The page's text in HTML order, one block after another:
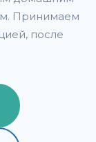
Принимаем
после